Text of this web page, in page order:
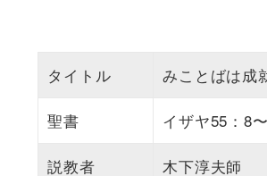
タイトル みことばは成
聖書 イザヤ55：8
説教者 木下淳夫師